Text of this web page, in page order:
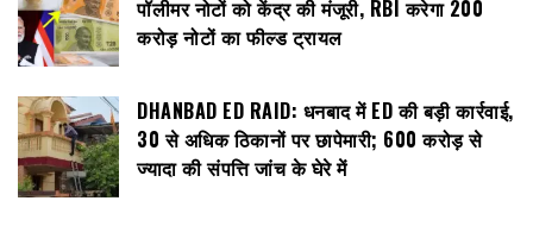
पॉलीमर नोटों को केंद्र की मंजूरी, RBI करेगा 200
करोड़ नोटों का फील्ड ट्रायल
DHANBAD ED RAID: धनबाद में ED की बड़ी कार्रवाई,
30 से अधिक ठिकानों पर छापेमारी; 600 करोड़ से
ज्यादा की संपत्ति जांच के घेरे में